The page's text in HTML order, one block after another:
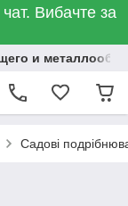
Вибачте за
и
Садові